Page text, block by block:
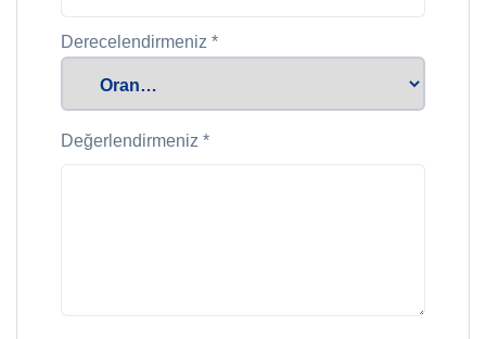
Derecelendirmeniz *
Değerlendirmeniz *